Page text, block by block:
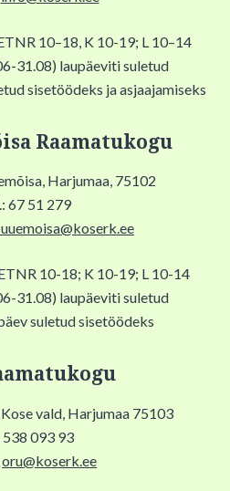
10–18, K 10-19; L 10–14
31.08) laupäeviti suletud
sisetöödeks ja asjaajamiseks
Raamatukogu
Harjumaa, 75102
67 51 279
10-18; K 10-19; L 10-14
31.08) laupäeviti suletud
suletud sisetöödeks
vald, Harjumaa 75103
538 093 93
oru@koserk.ee